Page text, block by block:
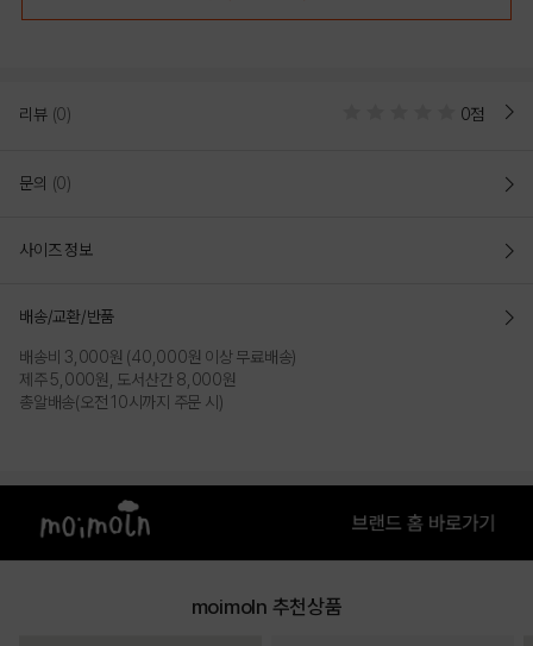
[모이몰른] 마이쉘핑크인견자카드반팔상하 [26 여름]
실내상하복의 경우 사이즈에 따라 단추의 위치가 달라질 수 있습니다
통기성이 우수해 활동량이 많은 날에도 시원하고 편안한 착용감을 제공하며, 가볍게
입히기 좋은 인견메쉬 소재. 모이몰른의 유니크한 조개 모티브나염이 돋보이는 반팔
상하. 상의는 트임 없이도 넉넉한 넥 둘레 고무줄로 디자인 되어 아기에게 입히고
리뷰 (0) 0점
문의 (0)
사이즈 정보
배송/교환/반품
배송비 3,000원 (40,000원 이상 무료배송)
제주 5,000원, 도서산간 8,000원
총알배송(오전 10시까지 주문 시)
moimoln 추천상품